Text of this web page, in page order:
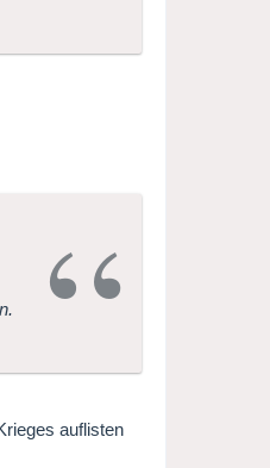
auflisten